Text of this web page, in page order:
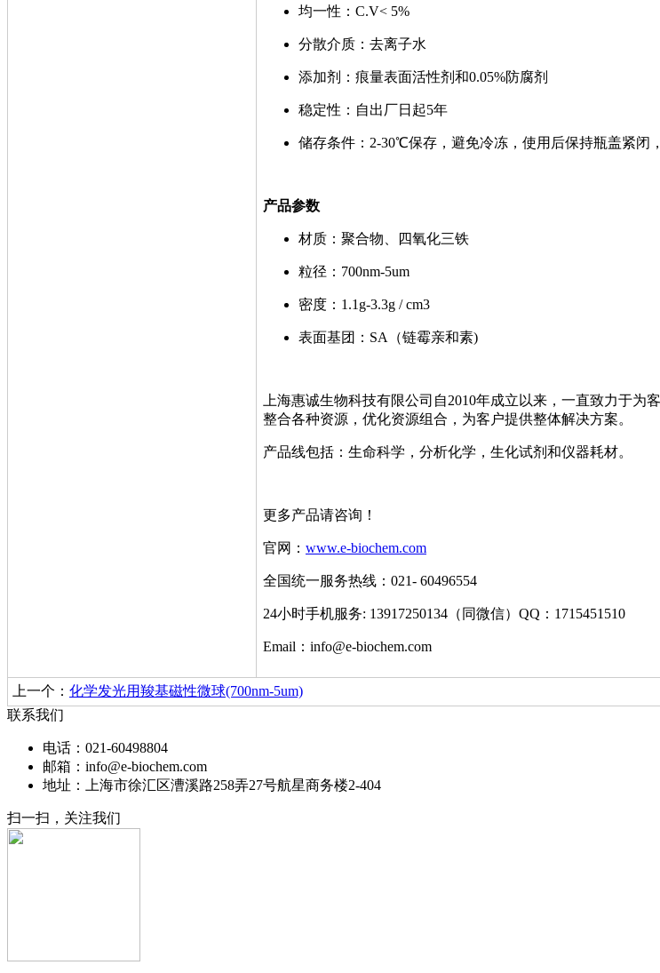
均一性：C.V< 5%
分散介质：去离子水
添加剂：痕量表面活性剂和0.05%防腐剂
稳定性：自出厂日起5年
储存条件：2-30℃保存，避免冷冻，使用后保持瓶盖紧闭
产品参数
材质：聚合物、四氧化三铁
粒径：700nm-5um
密度：1.1g-3.3g / cm3
表面基团：SA（链霉亲和素)
上海惠诚生物科技有限公司自2010年成立以来，一直致力于
整合各种资源，优化资源组合，为客户提供整体解决方案。
产品线包括：生命科学，分析化学，生化试剂和仪器耗材。
更多产品请咨询！
官网： www.e-biochem.com
全国统一服务热线：021- 60496554
24小时手机服务: 13917250134（同微信）QQ：1715451510
Email：info@e-biochem.com
上一个： 化学发光用羧基磁性微球(700nm-5um)
联系我们
电话：021-60498804
邮箱：info@e-biochem.com
地址：上海市徐汇区漕溪路258弄27号航星商务楼2-404
扫一扫，关注我们